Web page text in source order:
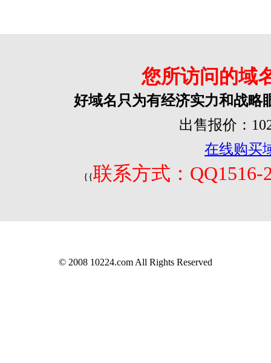
您所访问的域
好域名只为有经济实力和战略
出售报价：
在线购买
{{联系方式：QQ1516-
© 2008 10224.com All Rights Reserved